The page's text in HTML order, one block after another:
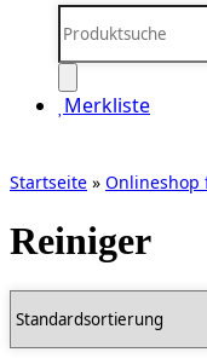
search
Merkliste
Startseite » Onlineshop
Reiniger